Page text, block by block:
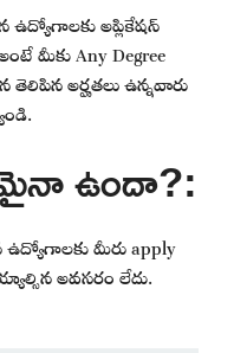
ఉద్యోగాలకు అప్లికేషన్
మీకు Any Degree
అర్హతలు ఉన్నవారు
ఉందా?:
ఉద్యోగాలకు మీరు apply
అవసరం లేదు.